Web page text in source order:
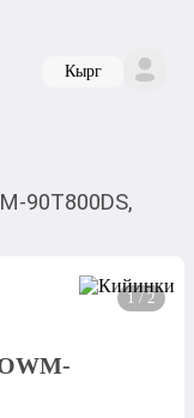
Кырг
90T800DS,
1 / 2